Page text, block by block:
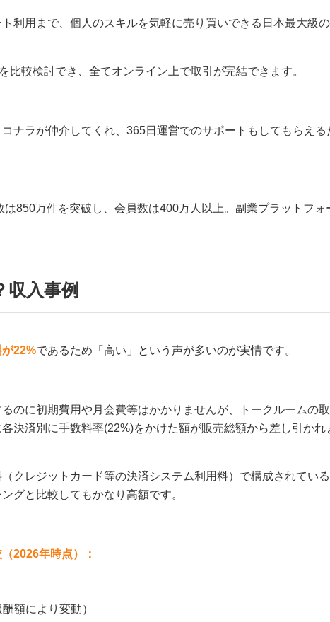
利用まで、個人のスキルを気軽に売り買いできる日本最大級の
比較検討でき、全てオンライン上で取引が完結できます。
ナラが仲介してくれ、365日運営でのサポートもしてもらえる
850万件を突破し、会員数は400万人以上。副業プラットフォ
収入事例
22%であるため「高い」という声が多いのが実情です。
のに初期費用や月会費等はかかりませんが、トークルームの取
決済別に手数料率(22%)をかけた額が販売総額から差し引かれ
クレジットカード等の決済システム利用料）で構成されている
グと比較してもかなり高額です。
2026年時点）：
額により変動）